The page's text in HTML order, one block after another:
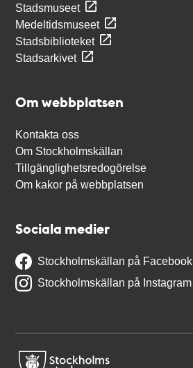
Stadsmuseet
Medeltidsmuseet
Stadsbiblioteket
Stadsarkivet
Om webbplatsen
Kontakta oss
Om Stockholmskällan
Tillgänglighetsredogörelse
Om kakor på webbplatsen
Sociala medier
Stockholmskällan på Facebook
Stockholmskällan på Instagram